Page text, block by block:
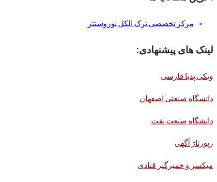
مرکز تخصصی ترک الکل نوروسنتر
لینک های پیشنهادی:
ویکی پدیا فارسی
دانشگاه صنعتی اصفهان
دانشگاه صنعت نفت
رپورتاژ آگهی
میکسر و خمیرگیر قنادی